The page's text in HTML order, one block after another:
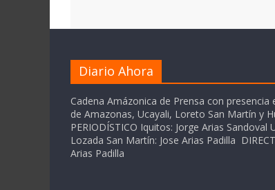
Diario Ahora
Cadena Amázonica de Prensa con
de Amazonas, Ucayali, Loreto San Martín y
PERIODÍSTICO Iquitos: Jorge Arias Sandoval
Lozada San Martín: Jose Arias Padilla
Arias Padilla